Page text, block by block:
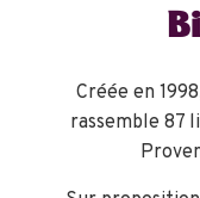
Créée en
rassemble 87